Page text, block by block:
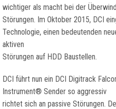
wichtiger als macht bei der
Störungen. Im Oktober 2015, DCI
Technologie, einen bedeutenden
aktiven
Störungen auf HDD Baustellen.
DCI führt nun ein DCI Digitrack
Instrument® Sender so aggressiv
richtet sich an passive Störungen.